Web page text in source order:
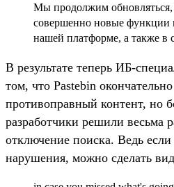
Мы продолжим обновляться,
совершенно новые функции
нашей платформе, а также в
В результате теперь ИБ-
том, что Pastebin
противоправный контент, но
разработчики решили весьма
отключение поиска. Ведь
нарушения, можно сделать